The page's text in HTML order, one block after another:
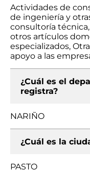
Actividades de
de ingeniería y
consultoría
otros artículos
especializados,
apoyo a las
¿Cuál es el
registra?
NARIÑO
¿Cuál es la
PASTO